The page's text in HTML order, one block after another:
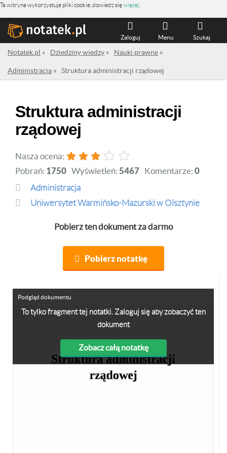
Ta witryna wykorzystuje pliki cookie, dowiedz sięwięcej
Szukaj
Menu
Zaloguj
Notatek.pl » Dziedziny wiedzy » Nauki prawne »
Administracja » Struktura administracji rządowej
Struktura administracji
rządowej
Nasza ocena:
Pobrań: 1750 Wyświetleń: 5467 Komentarze: 0
Administracja
Uniwersytet Warmińsko-Mazurski w Olsztynie
Pobierz ten dokument za darmo
Pobierz notatkę
To tylko fragment tej notatki. Zaloguj się aby zobaczyć ten
dokument
Zobacz całą notatkę
Podgląd dokumentu